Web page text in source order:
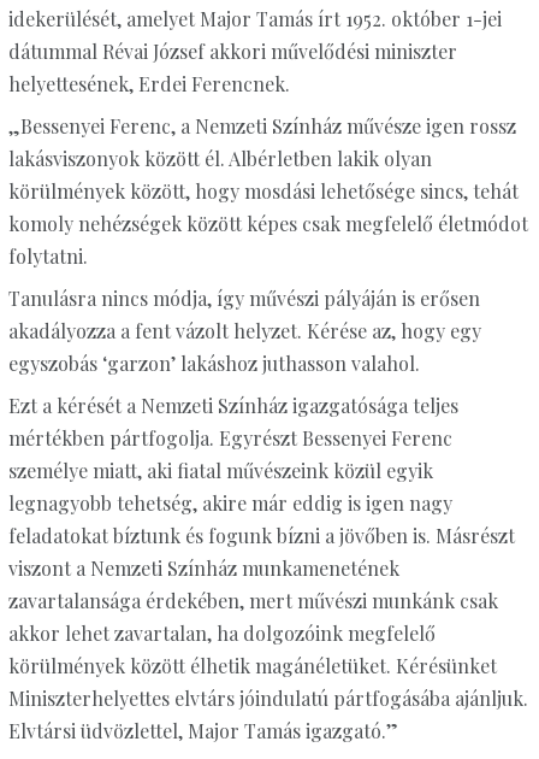
idekerülését, amelyet Major Tamás írt 1952. október 1-jei
dátummal Révai József akkori művelődési miniszter
helyettesének, Erdei Ferencnek.
„Bessenyei Ferenc, a Nemzeti Színház művésze igen rossz
lakásviszonyok között él. Albérletben lakik olyan
körülmények között, hogy mosdási lehetősége sincs, tehát
komoly nehézségek között képes csak megfelelő életmódot
folytatni.
Tanulásra nincs módja, így művészi pályáján is erősen
akadályozza a fent vázolt helyzet. Kérése az, hogy egy
egyszobás ‘garzon’ lakáshoz juthasson valahol.
Ezt a kérését a Nemzeti Színház igazgatósága teljes
mértékben pártfogolja. Egyrészt Bessenyei Ferenc
személye miatt, aki fiatal művészeink közül egyik
legnagyobb tehetség, akire már eddig is igen nagy
feladatokat bíztunk és fogunk bízni a jövőben is. Másrészt
viszont a Nemzeti Színház munkamenetének
zavartalansága érdekében, mert művészi munkánk csak
akkor lehet zavartalan, ha dolgozóink megfelelő
körülmények között élhetik magánéletüket. Kérésünket
Miniszterhelyettes elvtárs jóindulatú pártfogásába ajánljuk.
Elvtársi üdvözlettel, Major Tamás igazgató.”